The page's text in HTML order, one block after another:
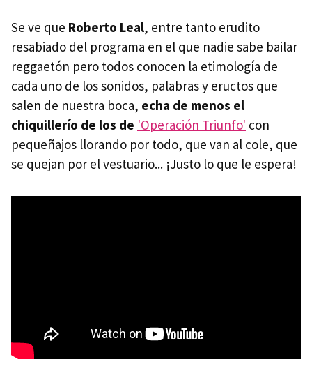
Se ve que Roberto Leal, entre tanto erudito
resabiado del programa en el que nadie sabe bailar
reggaetón pero todos conocen la etimología de
cada uno de los sonidos, palabras y eructos que
salen de nuestra boca, echa de menos el
chiquillerío de los de 'Operación Triunfo' con
pequeñajos llorando por todo, que van al cole, que
se quejan por el vestuario... ¡Justo lo que le espera!